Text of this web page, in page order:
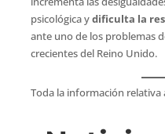
psicológica ydificulta la
ante uno de los problemas
crecientes del Reino Unido.
Toda la información relativa